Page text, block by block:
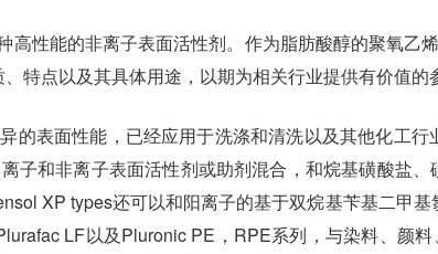
高性能的非离子表面活性剂。作为脂肪酸醇的聚氧
、特点以及其具体用途，以期为相关行业提供有价值的
的表面性能，已经应用于洗涤和清洗以及其他化工
子和非离子表面活性剂或助剂混合，和烷基磺酸盐
XP types还可以和阳离子的基于双烷基苄基二甲
LF以及Pluronic PE，RPE系列，与染料、颜